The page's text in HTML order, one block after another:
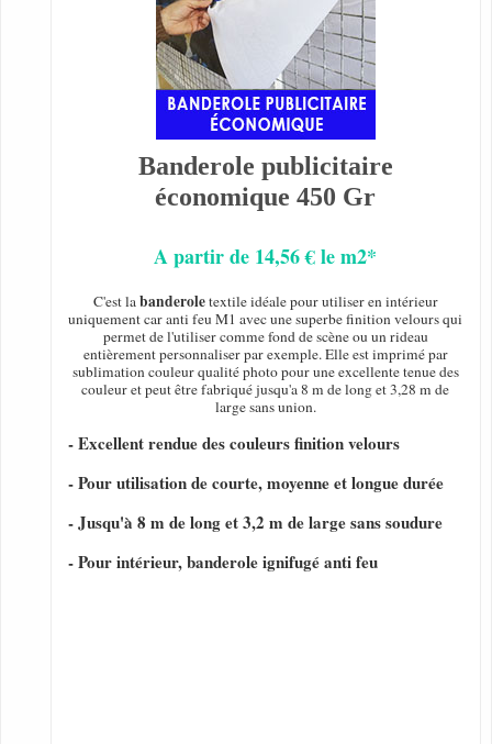
Banderole publicitaire
économique 450 Gr
A partir de 14,56 € le m2*
C'est labanderoletextile idéale pour utiliser en intérieur
uniquement car anti feu M1 avec une superbe finition velours qui
permet de l'utiliser comme fond de scène ou un rideau
entièrement personnaliser par exemple. Elle est imprimé par
sublimation couleur qualité photo pour une excellente tenue des
couleur et peut être fabriqué jusqu'a 8 m de long et 3,28 m de
large sans union.
- Excellent rendue des couleurs finition velours
- Pour utilisation de courte, moyenne et longue durée
- Jusqu'à 8 m de long et 3,2 m de large sans soudure
- Pour intérieur, banderole ignifugé anti feu